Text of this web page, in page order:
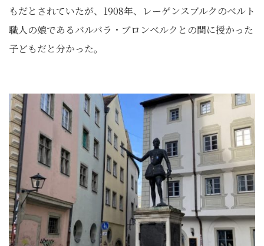
もだとされていたが、1908年、レーゲンスブルクのベルト
職人の娘であるバルバラ・ブロンベルクとの間に授かった
子どもだと分かった。